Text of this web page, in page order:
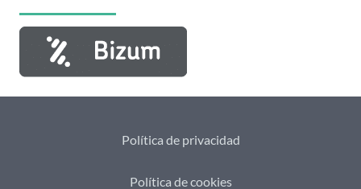
Política de privacidad
Política de cookies